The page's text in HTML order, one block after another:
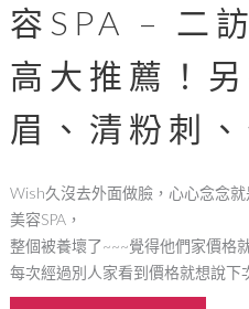
容SPA – 二
高大推薦！
眉、清粉刺
Wish久沒去外面做臉，心心念念
美容SPA，
整個被養壞了~~~覺得他們家價格
每次經過別人家看到價格就想說下